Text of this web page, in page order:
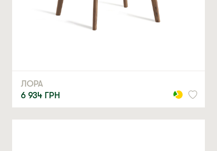
ЛОРА
6 934 ГРН